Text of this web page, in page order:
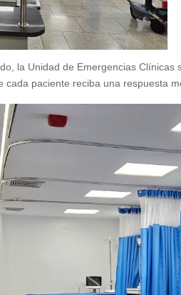
la Unidad de Emergencias
cada paciente reciba una respuesta